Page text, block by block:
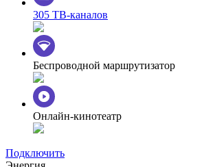
305 ТВ-каналов
Беспроводной маршрутизатор
Онлайн-кинотеатр
Подключить